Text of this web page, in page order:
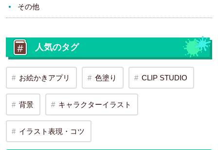
その他
人気のタグ
お絵かきアプリ 色塗り CLIP STUDIO
背景 キャラクターイラスト
イラスト表現・コツ